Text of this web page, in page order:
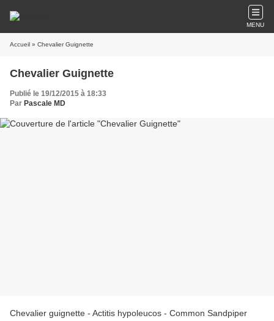
MENU
Accueil » Chevalier Guignette
Chevalier Guignette
Publié le 19/12/2015 à 18:33
Par Pascale MD
Chevalier guignette - Actitis hypoleucos - Common Sandpiper